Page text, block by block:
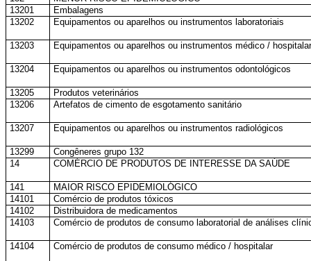
13201
Embalagens
13202
Equipamentos ou aparelhos ou instrumentos laboratoriais
13203 Equipamentos ou aparelhos ou instrumentos médico /
13204 Equipamentos ou aparelhos ou instrumentos odontológicos
13205
Produtos veterinários
13206
Artefatos de cimento de esgotamento sanitário
13207 Equipamentos ou aparelhos ou instrumentos radiológicos
13299
Congêneres grupo 132
14
COMÉRCIO DE PRODUTOS DE INTERESSE DA SAÚDE
141
MAIOR RISCO EPIDEMIOLÓGICO
14101
Comércio de produtos tóxicos
14102
Distribuidora de medicamentos
14103
Comércio de produtos de consumo laboratorial de análises
14104 Comércio de produtos de consumo médico / hospitalar